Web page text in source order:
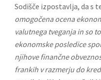
Sodišče izpostavlja, da s
omogočena ocena
valutnega tveganja in so
ekonomske posledice
njihove finančne
frankih v razmerju do